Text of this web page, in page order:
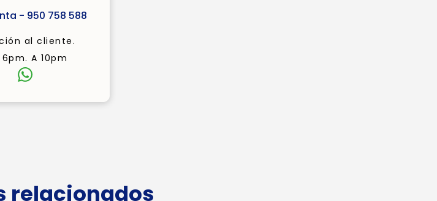
- 950 758 588
al cliente.
6pm. A 10pm
relacionados